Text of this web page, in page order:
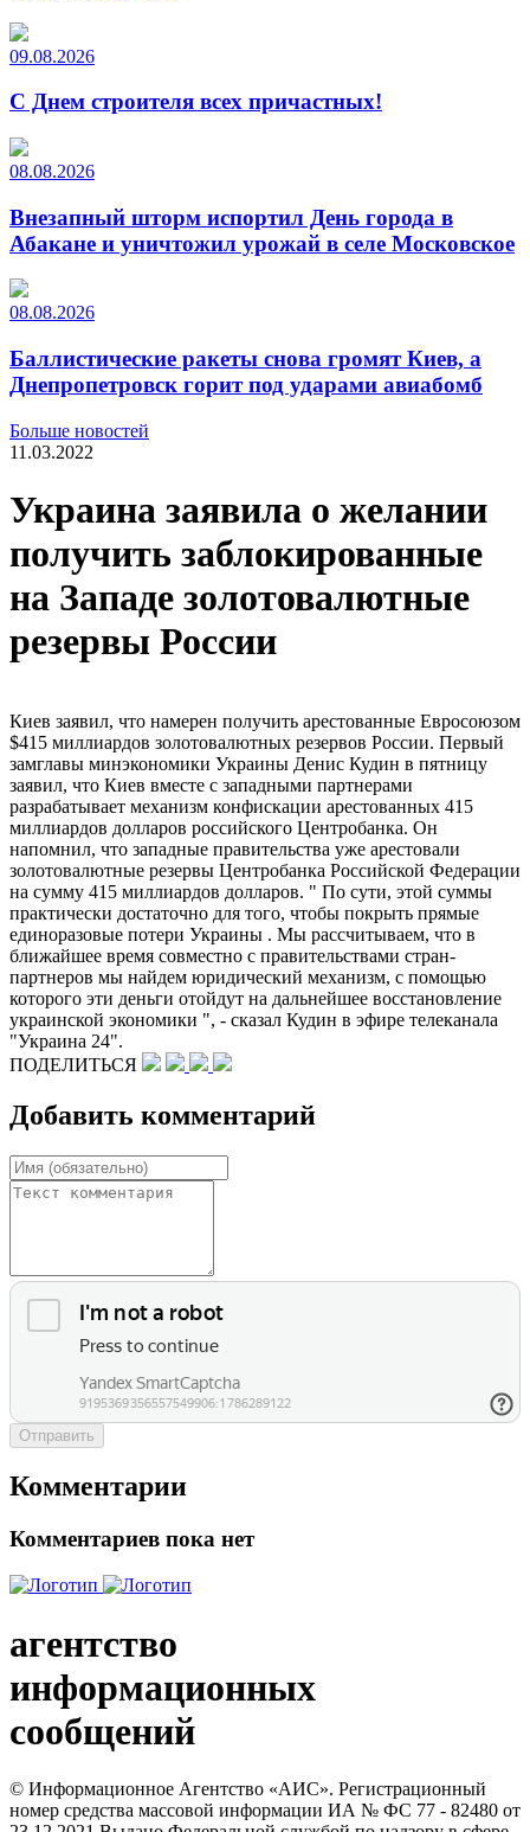
09.08.2026
С Днем строителя всех причастных!
08.08.2026
Внезапный шторм испортил День города в
Абакане и уничтожил урожай в селе Московское
08.08.2026
Баллистические ракеты снова громят Киев, а
Днепропетровск горит под ударами авиабомб
Больше новостей
11.03.2022
Украина заявила о желании
получить заблокированные
на Западе золотовалютные
резервы России
Киев заявил, что намерен получить арестованные Евросоюзом
$415 миллиардов золотовалютных резервов России. Первый
замглавы минэкономики Украины Денис Кудин в пятницу
заявил, что Киев вместе с западными партнерами
разрабатывает механизм конфискации арестованных 415
миллиардов долларов российского Центробанка. Он
напомнил, что западные правительства уже арестовали
золотовалютные резервы Центробанка Российской Федерации
на сумму 415 миллиардов долларов. " По сути, этой суммы
практически достаточно для того, чтобы покрыть прямые
единоразовые потери Украины . Мы рассчитываем, что в
ближайшее время совместно с правительствами стран-​
партнеров мы найдем юридический механизм, с помощью
которого эти деньги отойдут на дальнейшее восстановление
украинской экономики ", - сказал Кудин в эфире телеканала
"Украина 24".
ПОДЕЛИТЬСЯ
Добавить комментарий
Отправить
Комментарии
Комментариев пока нет
агентство
информационных
сообщений
© Информационное Агентство «АИС». Регистрационный
номер средства массовой информации ИА № ФС 77 - 82480 от